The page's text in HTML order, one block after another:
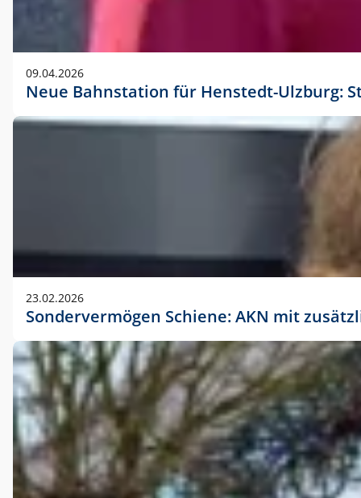
09.04.2026
Neue Bahnstation für Henstedt-Ulzburg:
23.02.2026
Sondervermögen Schiene: AKN mit